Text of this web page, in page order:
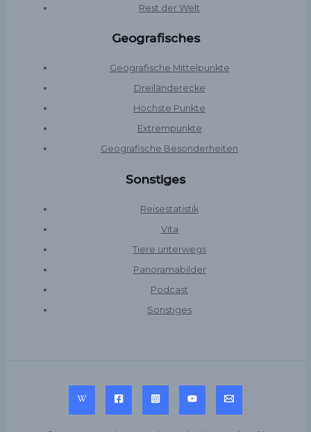
Rest der Welt
Geografisches
Geografische Mittelpunkte
Dreiländerecke
Höchste Punkte
Extrempunkte
Geografische Besonderheiten
Sonstiges
Reisestatistik
Vita
Tiere unterwegs
Panoramabilder
Podcast
Sonstiges